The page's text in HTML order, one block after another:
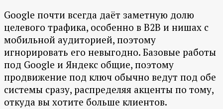
Google почти всегда даёт заметную долю
целевого трафика, особенно в B2B и нишах с
мобильной аудиторией, поэтому
игнорировать его невыгодно. Базовые работы
под Google и Яндекс общие, поэтому
продвижение под ключ обычно ведут под обе
системы сразу, распределяя акценты по тому,
откуда вы хотите больше клиентов.